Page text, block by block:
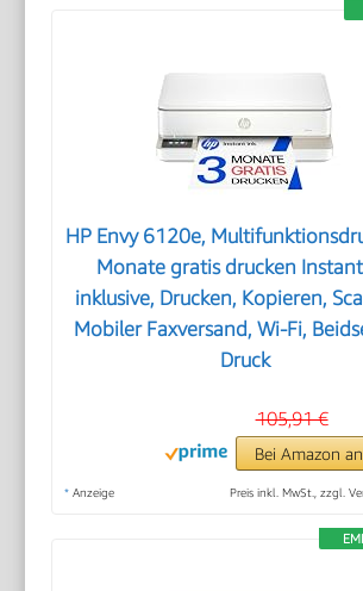
HP Envy 6120e,
Monate gratis drucken
inklusive, Drucken, Kopieren,
Mobiler Faxversand, Wi-Fi,
Druck
105,91 €
Bei Amazon
* Anzeige Preis inkl. MwSt., zzgl.